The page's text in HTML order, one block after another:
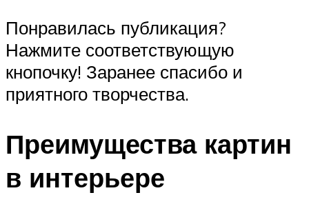
Понравилась публикация?
Нажмите соответствующую
кнопочку! Заранее спасибо и
приятного творчества.
Преимущества картин
в интерьере